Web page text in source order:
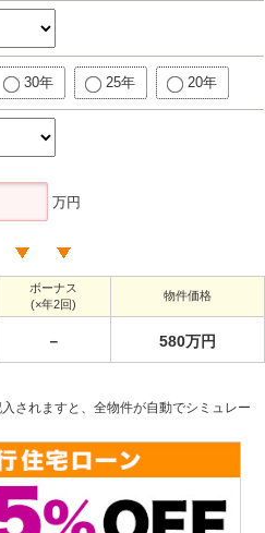
30年 25年 20年
万円
ボーナス
(×年2回)
物件価格
－ 580万円
されますと、全物件が自動でシミュレー